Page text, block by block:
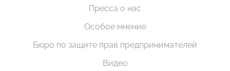
Пресса о нас
Особое мнение
Бюро по защите прав предпринимателей
Видео